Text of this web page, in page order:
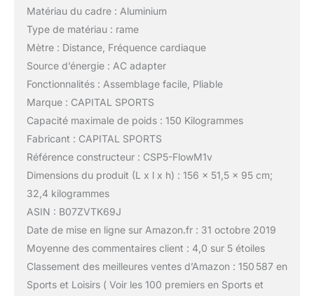
Matériau du cadre : Aluminium
Type de matériau : rame
Mètre : Distance, Fréquence cardiaque
Source d’énergie : AC adapter
Fonctionnalités : Assemblage facile, Pliable
Marque : CAPITAL SPORTS
Capacité maximale de poids : 150 Kilogrammes
Fabricant : CAPITAL SPORTS
Référence constructeur : CSP5-FlowM1v
Dimensions du produit (L x l x h) : 156 x 51,5 x 95 cm;
32,4 kilogrammes
ASIN : B07ZVTK69J
Date de mise en ligne sur Amazon.fr : 31 octobre 2019
Moyenne des commentaires client : 4,0 sur 5 étoiles
Classement des meilleures ventes d’Amazon : 150 587 en
Sports et Loisirs ( Voir les 100 premiers en Sports et